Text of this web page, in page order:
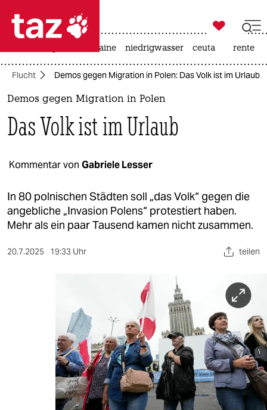
 taz zahl ich
taz zahl ich
themen
politik
öko
gesellschaft
kultur
veranstaltungen

taz zahl ich
krieg in der ukraine niedrigwasser ceuta rente
Flucht Demos gegen Migration in Polen: Das Volk ist im Urlaub
Demos gegen Migration in Polen
Das Volk ist im Urlaub
Kommentar von Gabriele Lesser
In 80 polnischen Städten soll „das Volk“ gegen die
angebliche „Invasion Polens“ protestiert haben.
Mehr als ein paar Tausend kamen nicht zusammen.
20.7.2025 19:33 Uhr teilen